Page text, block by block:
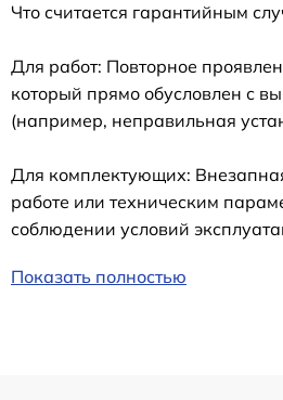
Что считается гарантийным
Для работ: Повторное
который прямо обусловлен с
(например, неправильная
Для комплектующих:
работе или техническим
соблюдении условий
Показать полностью